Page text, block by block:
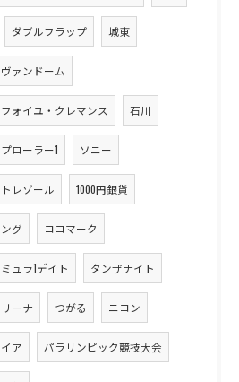
ダブルフラップ 城東
ァンドーム
ォイユ・クレマンス 石川
ローラー1 ソニー
レゾール 1000円銀貨
グ ココマーク
ュラ1デイト タンザナイト
ーナ つがる ニコン
ア パラリンピック競技大会